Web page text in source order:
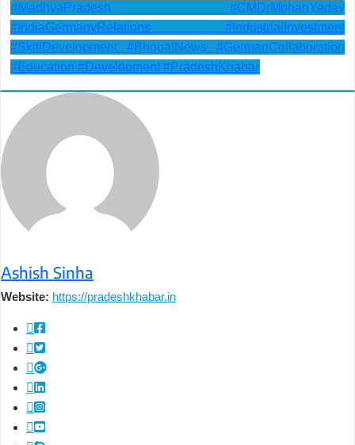
#MadhyaPradesh #CMDrMohanYadav
#IndiaGermanyRelations #IndustrialInvestment
#SkillDevelopment #BhopalNews #GermanCollaboration
#Education #Development #PradeshKhabar
Ashish Sinha
Website: https://pradeshkhabar.in